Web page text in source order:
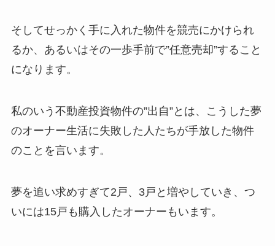
そしてせっかく手に入れた物件を競売にかけられ
るか、あるいはその一歩手前で”任意売却”すること
になります。
私のいう不動産投資物件の”出自”とは、こうした夢
のオーナー生活に失敗した人たちが手放した物件
のことを言います。
夢を追い求めすぎて2戸、3戸と増やしていき、つ
いには15戸も購入したオーナーもいます。